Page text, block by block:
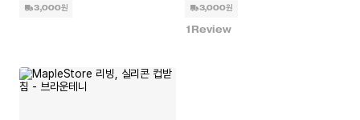
3,000원 3,000원
Review
1